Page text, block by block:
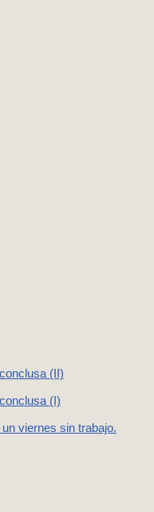
(II)
(I)
viernes sin trabajo.